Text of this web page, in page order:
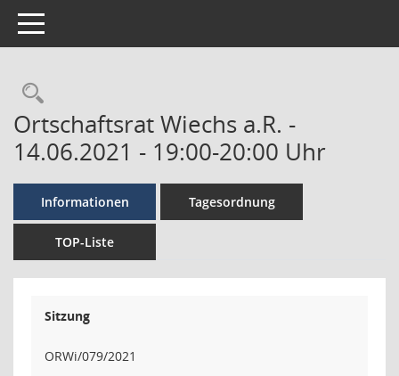
Toggle navigation
Ortschaftsrat Wiechs a.R. -
14.06.2021 - 19:00-20:00 Uhr
Informationen Tagesordnung
TOP-Liste
Sitzung
ORWi/079/2021